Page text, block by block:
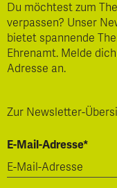
Du möchtest zum
verpassen? Unser
bietet spannende
Ehrenamt. Melde
Adresse an.
Zur Newsletter-
E-Mail-Adresse*